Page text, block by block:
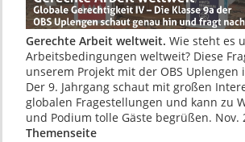
Gerechte Arbeit weltweit. Wie steht es
Arbeitsbedingungen weltweit? Diese
unserem Projekt mit der OBS
Der 9. Jahrgang schaut mit großen
globalen Fragestellungen und kann zu
und Podium tolle Gäste begrüßen. Nov.
Themenseite